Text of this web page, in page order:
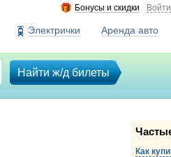
Бонусы и скидки Войти
Аренда авто
Электрички
Найти ж/д билеты
Как